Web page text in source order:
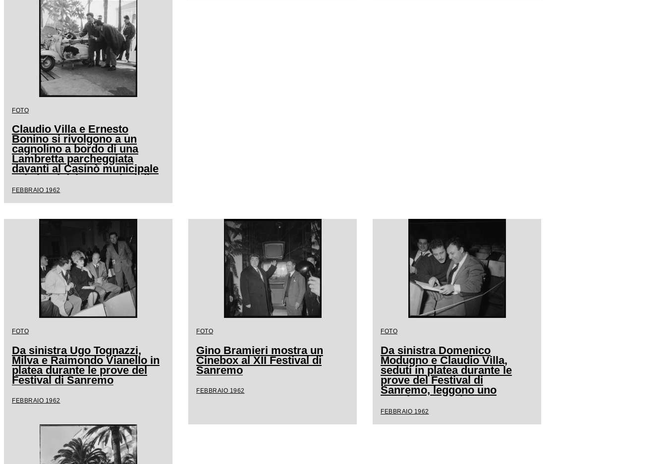
FOTO
Claudio Villa e Ernesto
Bonino si rivolgono a un
cagnolino a bordo di una
Lambretta parcheggiata
davanti al Casinò municipale
nei giorni del XII Festival di
Sanremo
FEBBRAIO 1962
FOTO
Da sinistra Ugo Tognazzi,
Milva e Raimondo Vianello in
platea durante le prove del
Festival di Sanremo
FEBBRAIO 1962
FOTO
Gino Bramieri mostra un
Cinebox al XII Festival di
Sanremo
FEBBRAIO 1962
FOTO
Da sinistra Domenico
Modugno e Claudio Villa,
seduti in platea durante le
prove del Festival di
Sanremo, leggono uno
spartito musicale
FEBBRAIO 1962